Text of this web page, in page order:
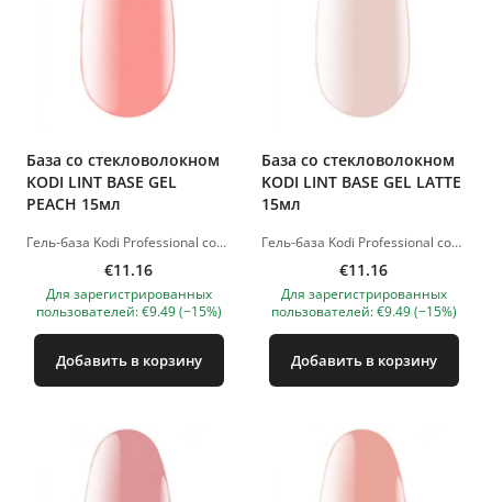
База со стекловолокном
KODI LINT BASE GEL
PEACH 15мл
Гель-база Kodi Professional создана для слабых и хрупких ногтей. В его состав входят ультратонкие шелковые волокна, образующие прочную армированную сетку на ногтевой пластине. LED лампа - 60 сек. Изображения продуктов носят иллюстративный характер. Если у вас есть какие-либо вопросы, мы всегда ждем вашего письма nanatallinn@gmail.com
€11.16
Для зарегистрированных
пользователей: €9.49 (−15%)
Добавить в корзину
База со стекловолокном
KODI LINT BASE GEL LATTE
15мл
Гель-база Kodi Professional создана для слабых и хрупких ногтей. В его состав входят ультратонкие шелковые волокна, образующие прочную армированную сетку на ногтевой пластине. LED лампа - 60 сек. Изображения продуктов носят иллюстративный характер. Если у вас есть какие-либо вопросы, мы всегда ждем вашего письма nanatallinn@gmail.com
€11.16
Для зарегистрированных
пользователей: €9.49 (−15%)
Добавить в корзину